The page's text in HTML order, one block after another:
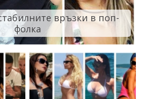
връзки в поп-
фолка